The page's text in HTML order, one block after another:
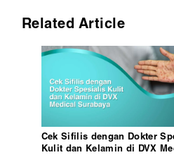
Related Article
Cek Sifilis dengan Dokter
Kulit dan Kelamin di DVX